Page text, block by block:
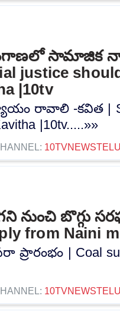
సామాజిక
justice
|10tv
రావాలి -కవిత |
|10tv.....»»
నుంచి బొగ్గు
from Naini
ప్రారంభం | Coal